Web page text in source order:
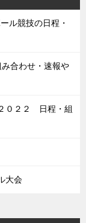
ル競技の日程・
合わせ・速報や
０２２ 日程・組
大会